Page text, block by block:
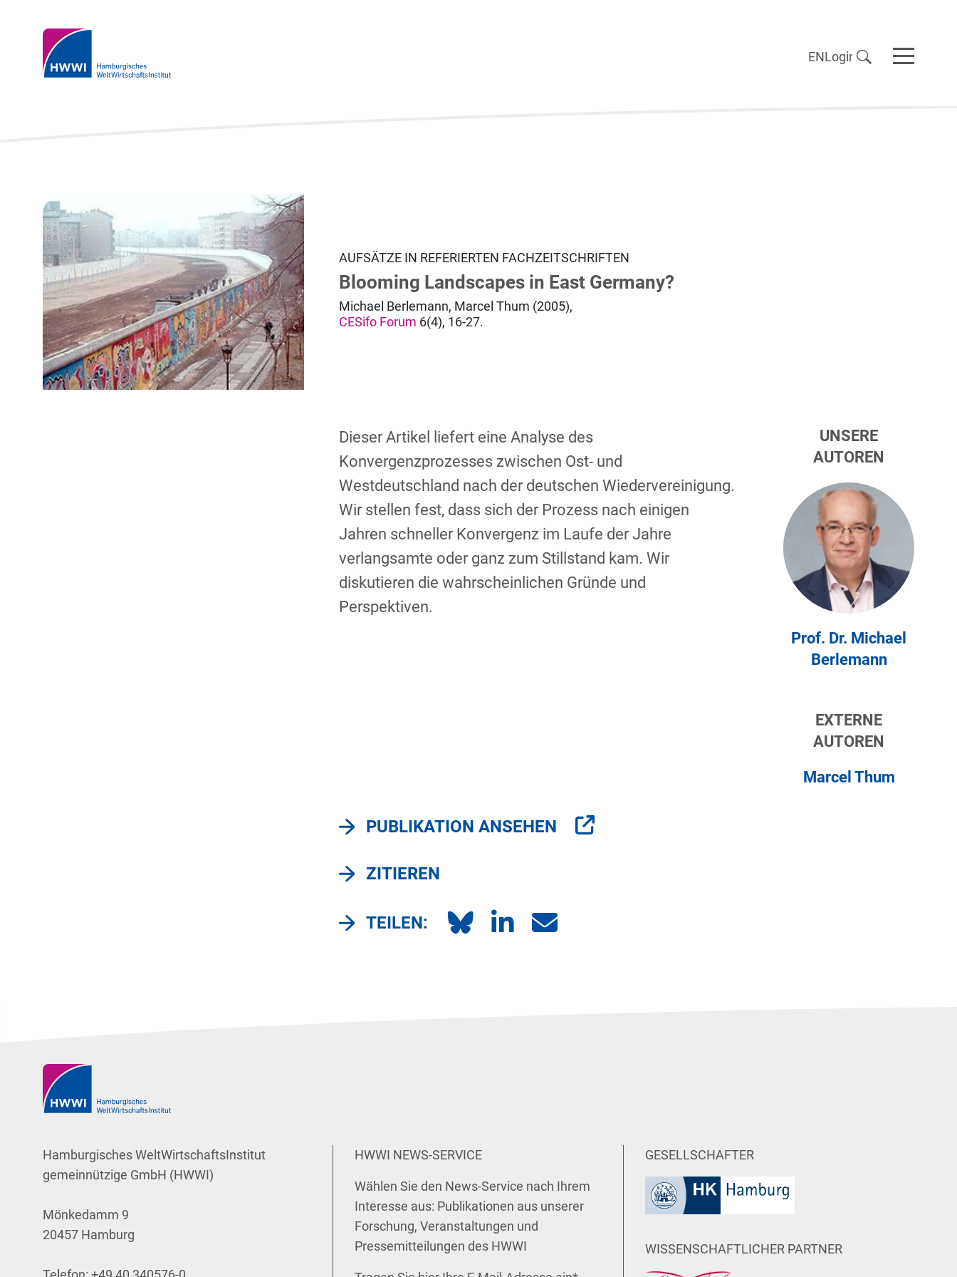
ENLogin
AUFSÄTZE IN REFERIERTEN FACHZEITSCHRIFTEN
Blooming Landscapes in East Germany?
Michael Berlemann, Marcel Thum (2005),
CESifo Forum 6(4), 16-27.
Dieser Artikel liefert eine Analyse des
Konvergenzprozesses zwischen Ost- und
Westdeutschland nach der deutschen Wiedervereinigung.
Wir stellen fest, dass sich der Prozess nach einigen
Jahren schneller Konvergenz im Laufe der Jahre
verlangsamte oder ganz zum Stillstand kam. Wir
diskutieren die wahrscheinlichen Gründe und
Perspektiven.
UNSERE
AUTOREN
Prof. Dr. Michael
Berlemann
EXTERNE
AUTOREN
Marcel Thum
PUBLIKATION ANSEHEN
ZITIEREN
TEILEN:
Hamburgisches WeltWirtschaftsInstitut
gemeinnützige GmbH (HWWI)
Mönkedamm 9
20457 Hamburg
HWWI NEWS-SERVICE
Wählen Sie den News-Service nach Ihrem
Interesse aus: Publikationen aus unserer
Forschung, Veranstaltungen und
Pressemitteilungen des HWWI
GESELLSCHAFTER
WISSENSCHAFTLICHER PARTNER